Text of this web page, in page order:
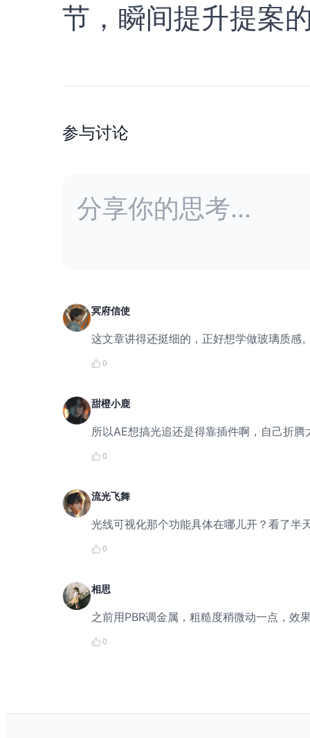
节，瞬间提升提案
参与讨论
冥府信使
这文章讲得还挺细的，正好想学做玻璃质感
0
甜橙小鹿
所以AE想搞光追还是得靠插件啊，自己折腾
0
流光飞舞
光线可视化那个功能具体在哪儿开？看了半
0
相思
之前用PBR调金属，粗糙度稍微动一点，效
0